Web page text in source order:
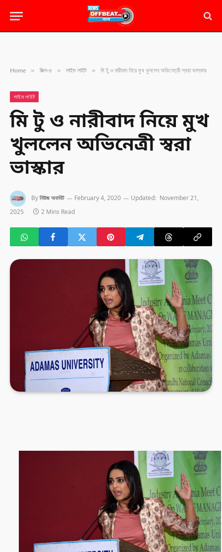
Home » মিক্স-৪ » লাইম লাইট » মি টু ও নারীবাদ নিয়ে মুখ খুললেন অভিনেত্রী স্বরা ভাস্কার
লাইম লাইট
মি টু ও নারীবাদ নিয়ে মুখ
খুললেন অভিনেত্রী স্বরা
ভাস্কার
Byনিউজ অফবিট February 4, 2020 Updated: November 21,
2025
2 Mins Read